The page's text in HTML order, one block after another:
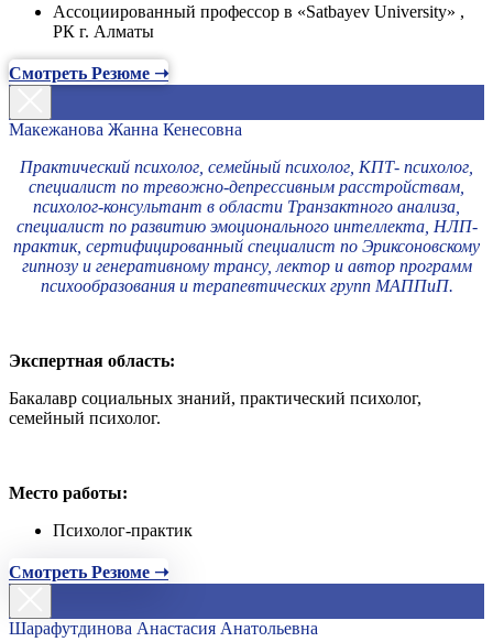
Ассоциированный профессор в «Satbayev University» ,
РК г. Алматы
Смотреть Резюме ➝
Макежанова Жанна Кенесовна
Практический психолог, семейный психолог, КПТ- психолог,
специалист по тревожно-депрессивным расстройствам,
психолог-консультант в области Транзактного анализа,
специалист по развитию эмоционального интеллекта, НЛП-
практик, сертифицированный специалист по Эриксоновскому
гипнозу и генеративному трансу, лектор и автор программ
психообразования и терапевтических групп МАППиП.
Экспертная область:
Бакалавр социальных знаний, практический психолог,
семейный психолог.
Место работы:
Психолог-практик
Смотреть Резюме ➝
Шарафутдинова Анастасия Анатольевна